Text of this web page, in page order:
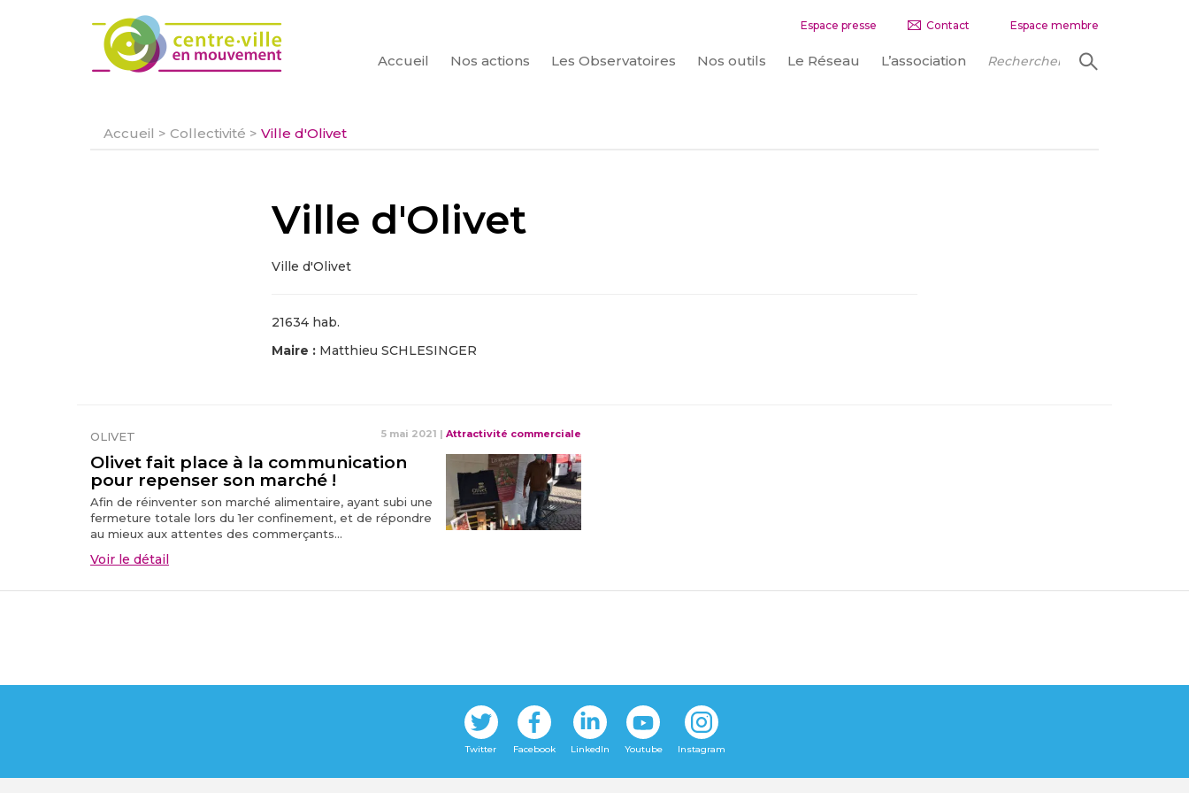
Espace presse Contact Espace membre
Accueil Nos actions Les Observatoires Nos outils Le Réseau L’association
CHERCHER
Accueil > Collectivité > Ville d'Olivet
Ville d'Olivet
Ville d'Olivet
21634 hab.
Maire : Matthieu SCHLESINGER
OLIVET 5 mai 2021 | Attractivité commerciale
Olivet fait place à la communication
pour repenser son marché !
Afin de réinventer son marché alimentaire, ayant subi une
fermeture totale lors du 1er confinement, et de répondre
au mieux aux attentes des commerçants...
Voir le détail